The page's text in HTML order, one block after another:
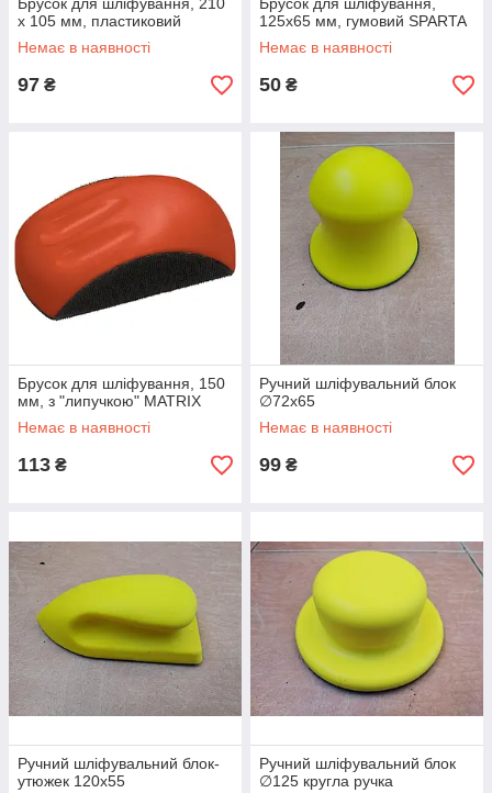
х 105 мм, пластиковий
Немає в наявності
97 ₴
125х65 мм, гумовий SPARTA
Немає в наявності
50 ₴
Брусок для шліфування, 150
мм, з "липучкою" MATRIX
Немає в наявності
113 ₴
Ручний шліфувальний блок
∅72x65
Немає в наявності
99 ₴
Ручний шліфувальний блок-
утюжек 120x55
Ручний шліфувальний блок
∅125 кругла ручка